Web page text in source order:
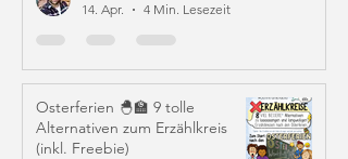
14. Apr.
4 Min. Lesezeit
Osterferien 🐣🏫 9 tolle
Alternativen zum Erzählkreis
(inkl. Freebie)